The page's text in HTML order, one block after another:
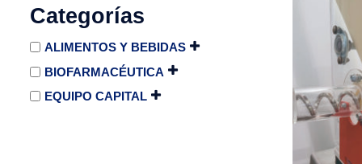
Categorías
ALIMENTOS Y BEBIDAS
BIOFARMACÉUTICA
EQUIPO CAPITAL